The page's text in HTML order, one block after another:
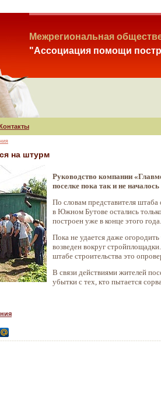
Межрегиональная
"Ассоциация помощи
на штурм
Руководство компании
поселке пока так и не
По словам представителя
в Южном Бутове остались
построен уже в конце этого года.
Пока не удается даже
возведен вокруг
штабе строительства это
В связи действиями жителей
убытки с тех, кто пытается